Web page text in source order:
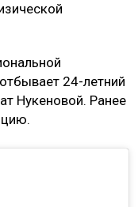
24-летний
Нукеновой. Ранее